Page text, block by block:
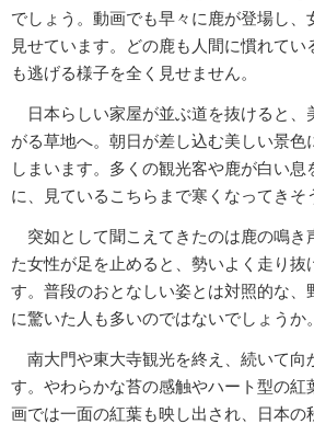
でしょう。動画でも早々に鹿が登場し、
見せています。どの鹿も人間に慣れて
も逃げる様子を全く見せません。
日本らしい家屋が並ぶ道を抜けると、
がる草地へ。朝日が差し込む美しい景色
しまいます。多くの観光客や鹿が白い
に、見ているこちらまで寒くなってきそ
突如として聞こえてきたのは鹿の鳴き
た女性が足を止めると、勢いよく走り抜
す。普段のおとなしい姿とは対照的な、
に驚いた人も多いのではないでしょうか。
南大門や東大寺観光を終え、続いて向
す。やわらかな苔の感触やハート型の紅
画では一面の紅葉も映し出され、日本の